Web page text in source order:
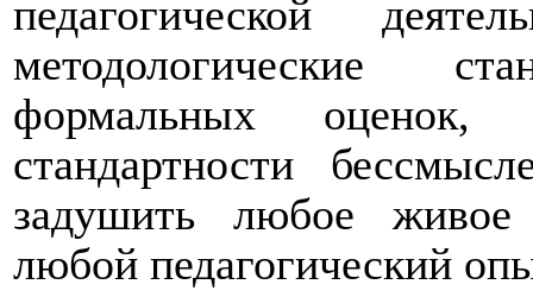
педагогической
методологические
формальных
стандартности
задушить любое живое
любой педагогический